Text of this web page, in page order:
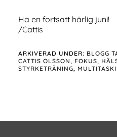
Ha en fortsatt härlig juni!
/Cattis
ARKIVERAD UNDER: BLOGG
CATTIS OLSSON, FOKUS,
STYRKETRÄNING,